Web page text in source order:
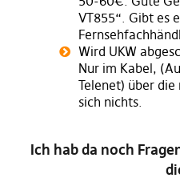
VT855“. Gibt es
Wird UKW
Nur im Kabel,
Telenet) über
sich nichts.
Ich hab da noch